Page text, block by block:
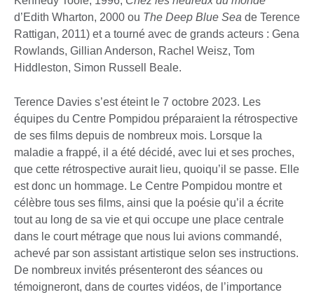
d’Edith Wharton, 2000 ou The Deep Blue Sea de Terence
Rattigan, 2011) et a tourné avec de grands acteurs : Gena
Rowlands, Gillian Anderson, Rachel Weisz, Tom
Hiddleston, Simon Russell Beale.
Terence Davies s’est éteint le 7 octobre 2023. Les
équipes du Centre Pompidou préparaient la rétrospective
de ses films depuis de nombreux mois. Lorsque la
maladie a frappé, il a été décidé, avec lui et ses proches,
que cette rétrospective aurait lieu, quoiqu’il se passe. Elle
est donc un hommage. Le Centre Pompidou montre et
célèbre tous ses films, ainsi que la poésie qu’il a écrite
tout au long de sa vie et qui occupe une place centrale
dans le court métrage que nous lui avions commandé,
achevé par son assistant artistique selon ses instructions.
De nombreux invités présenteront des séances ou
témoigneront, dans de courtes vidéos, de l’importance